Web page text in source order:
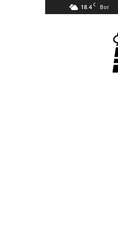
18.4 C Bor